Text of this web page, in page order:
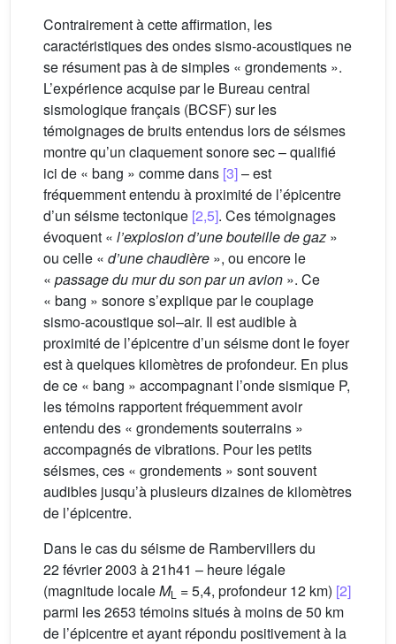
Contrairement à cette affirmation, les
caractéristiques des ondes sismo-acoustiques ne
se résument pas à de simples « grondements ».
L’expérience acquise par le Bureau central
sismologique français (BCSF) sur les
témoignages de bruits entendus lors de séismes
montre qu’un claquement sonore sec – qualifié
ici de « bang » comme dans [3]– est
fréquemment entendu à proximité de l’épicentre
d’un séisme tectonique [2,5]. Ces témoignages
évoquent « l’explosion d’une bouteille de gaz »
ou celle « d’une chaudière », ou encore le
« passage du mur du son par un avion ». Ce
« bang » sonore s’explique par le couplage
sismo-acoustique sol–air. Il est audible à
proximité de l’épicentre d’un séisme dont le foyer
est à quelques kilomètres de profondeur. En plus
de ce « bang » accompagnant l’onde sismique P,
les témoins rapportent fréquemment avoir
entendu des « grondements souterrains »
accompagnés de vibrations. Pour les petits
séismes, ces « grondements » sont souvent
audibles jusqu’à plusieurs dizaines de kilomètres
de l’épicentre.
Dans le cas du séisme de Rambervillers du
22 février 2003 à 21h41 – heure légale
(magnitude localeML = 5,4, profondeur 12 km) [2]
parmi les 2653 témoins situés à moins de 50 km
de l’épicentre et ayant répondu positivement à la